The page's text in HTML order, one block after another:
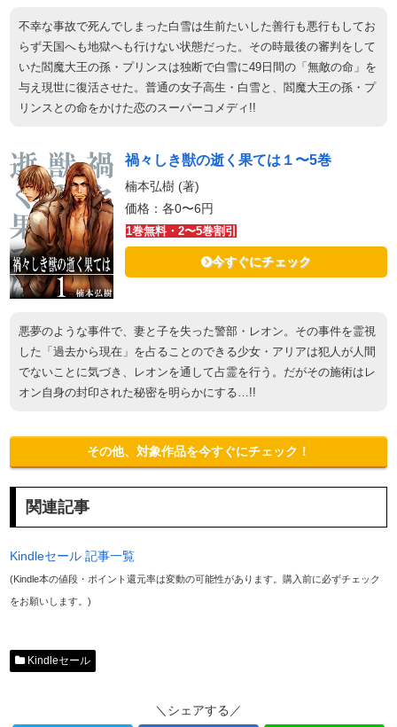
不幸な事故で死んでしまった白雪は生前たいした善行も悪行もしてお
らず天国へも地獄へも行けない状態だった。その時最後の審判をして
いた閻魔大王の孫・プリンスは独断で白雪に49日間の「無敵の命」を
与え現世に復活させた。普通の女子高生・白雪と、閻魔大王の孫・プ
リンスとの命をかけた恋のスーパーコメディ!!
禍々しき獣の逝く果ては１〜5巻
楠本弘樹 (著)
価格：各0〜6円
1巻無料・2〜5巻割引
今すぐにチェック
悪夢のような事件で、妻と子を失った警部・レオン。その事件を霊視
した「過去から現在」を占ることのできる少女・アリアは犯人が人間
でないことに気づき、レオンを通して占霊を行う。だがその施術はレ
オン自身の封印された秘密を明らかにする…!!
その他、対象作品を今すぐにチェック！
関連記事
Kindleセール 記事一覧
(Kindle本の値段・ポイント還元率は変動の可能性があります。購入前に必ずチェック
をお願いします。)
Kindleセール
＼シェアする／